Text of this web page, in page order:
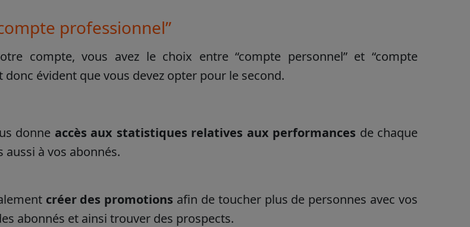
professionnel”
compte, vous avez le choix entre “compte personnel” et “compte
donc évident que vous devez opter pour le second.
donne accès aux statistiques relatives aux performances de chaque
à vos abonnés.
créer des promotions afin de toucher plus de personnes avec vos
abonnés et ainsi trouver des prospects.